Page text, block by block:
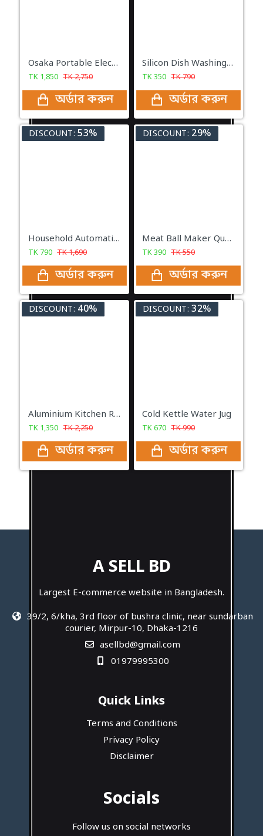
Osaka Portable Electric Hot Plate Infrared Stove
TK 1,850 TK2,750
অর্ডার করুন
Silicon Dish Washing Kitchen Hand Gloves -1Pair
TK350 TK790
অর্ডার করুন
DISCOUNT: 53%
Household Automatic Electric Yogurt Maker, Home Electric Doi Maker
TK 790 TK1,690
অর্ডার করুন
DISCOUNT: 29%
Meat Ball Maker Quadruple 4
TK390 TK550
অর্ডার করুন
DISCOUNT: 40%
Aluminium Kitchen Rack
TK 1,350 TK2,250
অর্ডার করুন
DISCOUNT: 32%
Cold Kettle Water Jug
TK670 TK990
অর্ডার করুন
A SELL BD
Largest E-commerce website in Bangladesh.
39/2, 6/kha, 3rd floor of bushra clinic, near sundarban
courier, Mirpur-10, Dhaka-1216
asellbd@gmail.com
01979995300
Quick Links
Terms and Conditions
Privacy Policy
Disclaimer
Socials
Follow us on social networks